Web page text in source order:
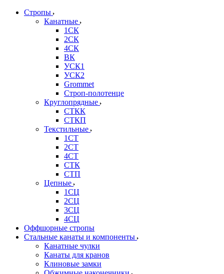
Стропы
Канатные
1СК
2СК
4СК
ВК
УСК1
УСК2
Grommet
Строп-полотенце
Круглопрядные
СТКК
СТКП
Текстильные
1СТ
2СТ
4СТ
СТК
СТП
Цепные
1СЦ
2СЦ
3СЦ
4СЦ
Оффшорные стропы
Стальные канаты и компоненты
Канатные чулки
Канаты для кранов
Клиновые замки